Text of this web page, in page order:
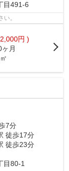
目491-6
。
円 )
ヶ月
7分
徒歩17分
徒歩23分
目80-1